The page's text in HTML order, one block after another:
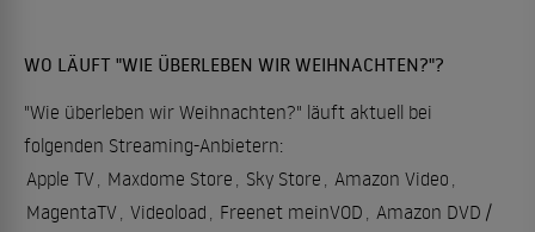
WO LÄUFT "WIE ÜBERLEBEN WIR WEIHNACHTEN?"?
"Wie überleben wir Weihnachten?" läuft aktuell bei
folgenden Streaming-Anbietern:
Apple TV, Maxdome Store , Sky Store , Amazon Video ,
MagentaTV, Videoload , Freenet meinVOD , Amazon DVD /